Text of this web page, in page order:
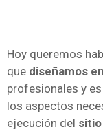
Hoy queremos
que diseñamos
profesionales y
los aspectos
ejecución del